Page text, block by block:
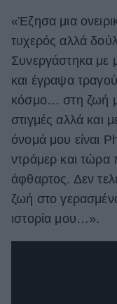
«Έζησα μια
τυχερός αλλά
Συνεργάστηκα με
και έγραψα
κόσμο… στη ζωή
στιγμές αλλά και
όνομά μου είναι
ντράμερ και τώρα
άφθαρτος. Δεν
ζωή στο
ιστορία μου…».